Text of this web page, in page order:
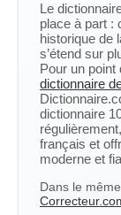
Le
place à part :
historique de
s’étend sur
Pour un point
dictionnaire
dictionnaire
français et
moderne et
Dans le